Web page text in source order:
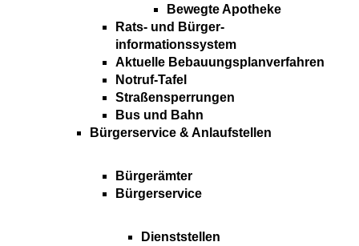
Bewegte Apotheke
Rats- und Bürger-
informationssystem
Aktuelle Bebauungsplanverfahren
Notruf-Tafel
Straßensperrungen
Bus und Bahn
Bürgerservice & Anlaufstellen
Bürgerämter
Bürgerservice
Dienststellen